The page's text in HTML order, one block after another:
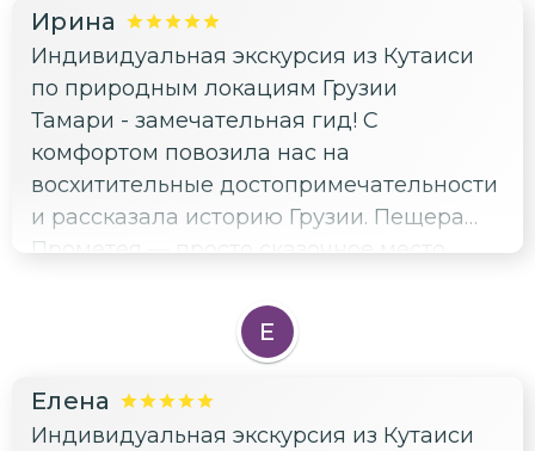
Ирина
Индивидуальная экскурсия из Кутаиси
по природным локациям Грузии
Тамари - замечательная гид! С
комфортом повозила нас на
восхитительные достопримечательности
и рассказала историю Грузии. Пещера
Прометея — просто сказочное место.
Каньон Окаце с завораживающим видом
и прогулка на лодке по каньону
очень понравилось!
Е
Елена
Индивидуальная экскурсия из Кутаиси